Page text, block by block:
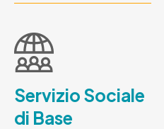
Servizio Sociale
di Base